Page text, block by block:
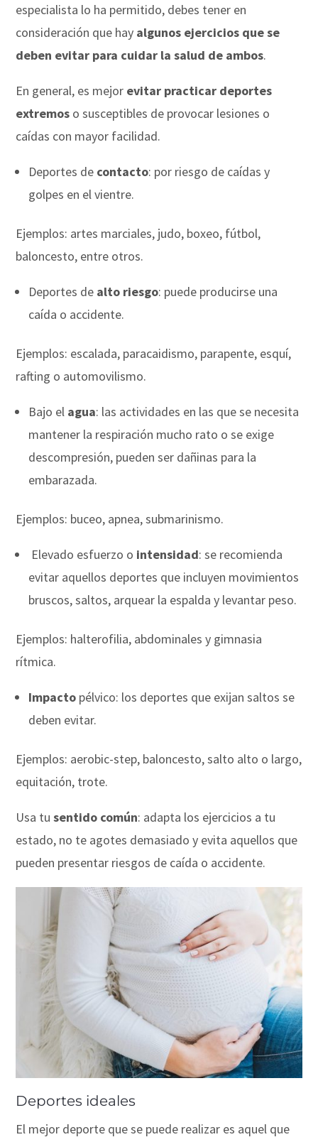
especialista lo ha permitido, debes tener en
consideración que hay algunos ejercicios que se
deben evitar para cuidar la salud de ambos.
En general, es mejor evitar practicar deportes
extremos o susceptibles de provocar lesiones o
caídas con mayor facilidad.
Deportes de contacto: por riesgo de caídas y
golpes en el vientre.
Ejemplos: artes marciales, judo, boxeo, fútbol,
baloncesto, entre otros.
Deportes de alto riesgo: puede producirse una
caída o accidente.
Ejemplos: escalada, paracaidismo, parapente, esquí,
rafting o automovilismo.
Bajo el agua: las actividades en las que se necesita
mantener la respiración mucho rato o se exige
descompresión, pueden ser dañinas para la
embarazada.
Ejemplos: buceo, apnea, submarinismo.
Elevado esfuerzo o intensidad: se recomienda
evitar aquellos deportes que incluyen movimientos
bruscos, saltos, arquear la espalda y levantar peso.
Ejemplos: halterofilia, abdominales y gimnasia
rítmica.
Impacto pélvico: los deportes que exijan saltos se
deben evitar.
Ejemplos: aerobic-step, baloncesto, salto alto o largo,
equitación, trote.
Usa tusentido común: adapta los ejercicios a tu
estado, no te agotes demasiado y evita aquellos que
pueden presentar riesgos de caída o accidente.
Deportes ideales
El mejor deporte que se puede realizar es aquel que